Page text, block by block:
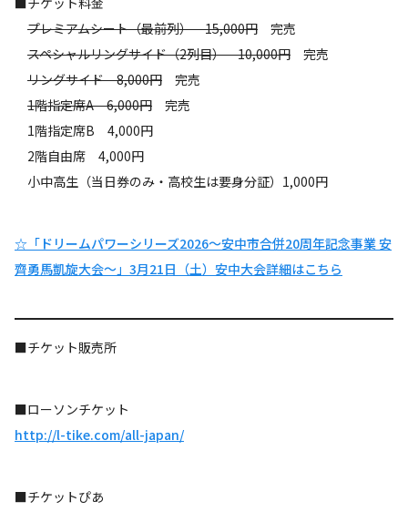
プレミアムシート（最前列） 15,000円 完売
スペシャルリングサイド（2列目） 10,000円 完売
リングサイド 8,000円 完売
1階指定席A 6,000円 完売
1階指定席B 4,000円
2階自由席 4,000円
小中高生（当日券のみ・高校生は要身分証）1,000円
☆「ドリームパワーシリーズ2026〜安中市合併20周年記念事業 安
齊勇馬凱旋大会〜」3月21日（土）安中大会詳細はこちら
■チケット販売所
■ローソンチケット
http://l-tike.com/all-japan/
■チケットぴあ